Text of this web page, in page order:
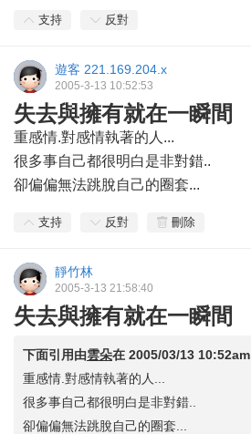
支持 反對
遊客 221.169.204.x
2005-3-13 10:52:53
失去與擁有就在一瞬間
重感情.對感情執著的人...
很多事自己都很明白是非對錯..
卻偏偏無法跳脫自己的圈套...
支持 反對 刪除
靜竹林
2005-3-13 21:58:40
失去與擁有就在一瞬間
下面引用由雲朵在 2005/03/13 10:52am
重感情.對感情執著的人...
很多事自己都很明白是非對錯..
卻偏偏無法跳脫自己的圈套...